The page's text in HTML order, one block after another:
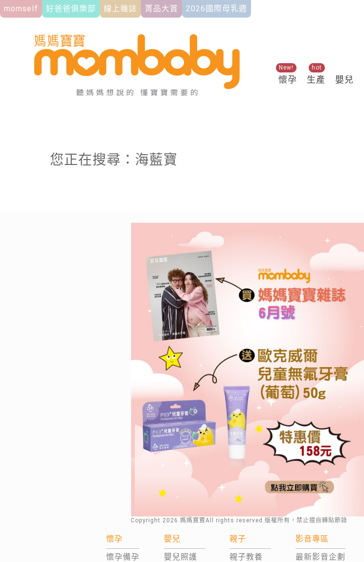
momself 好爸爸俱樂部 線上雜誌 菁品大賞 2026國際母乳週
懷孕
New!
生產
hot
嬰兒
關鍵熱搜
您正在搜尋：海藍寶
Copyright 2026 .媽媽寶寶All rights reserved.版權所有，禁止擅自轉貼節錄
懷孕
懷孕備孕
嬰兒
嬰兒照護
親子
親子教養
影音專區
最新影音企劃